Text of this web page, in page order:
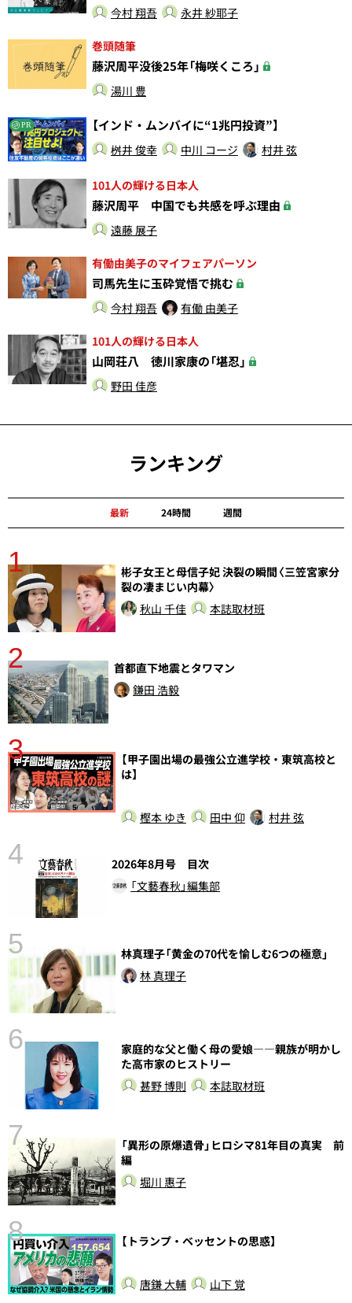
今村 翔吾 永井 紗耶子
巻頭随筆
藤沢周平没後25年「梅咲くころ」
湯川 豊
PR 【インド・ムンバイに“1兆円投資”】
桝井 俊幸 中川 コージ 村井 弦
101人の輝ける日本人
藤沢周平 中国でも共感を呼ぶ理由
遠藤 展子
有働由美子のマイフェアパーソン
司馬先生に玉砕覚悟で挑む
今村 翔吾 有働 由美子
101人の輝ける日本人
山岡荘八 徳川家康の「堪忍」
野田 佳彦
ランキング
最新 24時間 週間
1
彬子女王と母信子妃 決裂の瞬間〈三笠宮家分
裂の凄まじい内幕〉
秋山 千佳
本誌取材班
2
首都直下地震とタワマン
鎌田 浩毅
3
【甲子園出場の最強公立進学校・東筑高校と
は】
樫本 ゆき 田中 仰 村井 弦
4
2026年8月号 目次
「文藝春秋」編集部
5
林真理子「黄金の70代を愉しむ6つの極意」
林 真理子
6
家庭的な父と働く母の愛娘――親族が明かし
た高市家のヒストリー
甚野 博則
本誌取材班
7
「異形の原爆遺骨」ヒロシマ81年目の真実 前
編
堀川 惠子
8 【トランプ・ベッセントの思惑】
唐鎌 大輔 山下 覚